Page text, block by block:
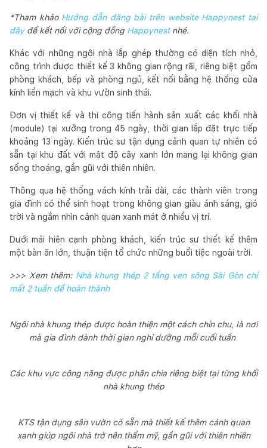
*Tham khảo Hướng dẫn đăng bài trên website Happynest tại
đâyđể kết nối với cộng đồng Happynest nhé.
Khác với những ngôi nhà lắp ghép thường có diện tích nhỏ,
công trình được thiết kế 3 không gian rộng rãi, riêng biệt gồm
phòng khách, bếp và phòng ngủ, kết nối bằng hệ thống cửa
kính liền mạch và khu vườn sinh thái.
Đơn vị thiết kế và thi công tiến hành sản xuất các khối nhà
(module) tại xưởng trong 45 ngày, thời gian lắp đặt trực tiếp
khoảng 13 ngày. Kiến trúc sư tận dụng cảnh quan tự nhiên có
sẵn tại khu đất với mật độ cây xanh lớn mang lại không gian
sống thoáng, gần gũi với thiên nhiên.
Thông qua hệ thống vách kính trải dài, các thành viên trong
gia đình có thể sinh hoạt trong không gian giàu ánh sáng, gió
trời và ngắm nhìn cảnh quan xanh mát ở nhiều vị trí.
Dưới mái hiên cạnh phòng khách, kiến trúc sư thiết kế thêm
một bàn ăn lớn, thuận tiện tổ chức những buổi tiệc ngoài trời.
>>> Xem thêm: Nhà khung thép 2 tầng ven sông Sài Gòn chỉ
mất 2 tuần để hoàn thành
Ngôi nhà khung thép được hoàn thiện một cách chỉn chu, là nơi
mà gia đình dành thời gian nghỉ dưỡng mỗi cuối tuần
Các khu vực công năng được phân chia riêng biệt tại từng khối
nhà khung thép
KTS tận dụng sân vườn có sẵn mà thiết kế thêm cảnh quan
xanh giúp ngôi nhà trở nên thẩm mỹ, gần gũi với thiên nhiên